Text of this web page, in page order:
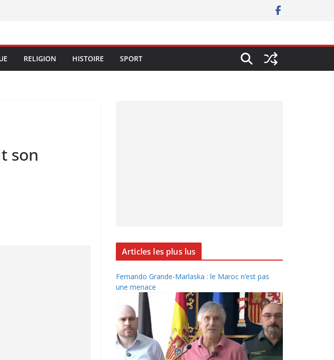
RELIGION HISTOIRE SPORT
son
Articles les plus lus
Fernando Grande-Marlaska : le Maroc n’est pas
une menace